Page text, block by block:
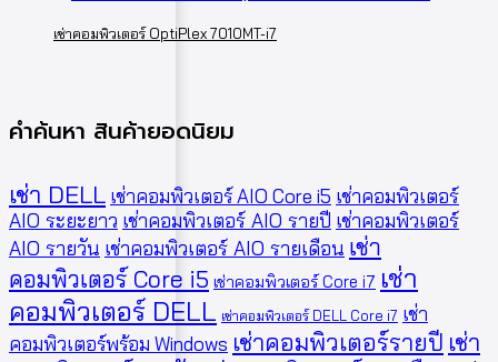
เช่าคอมพิวเตอร์ OptiPlex 7010MT-i7
คำค้นหา สินค้ายอดนิยม
เช่า DELL เช่าคอมพิวเตอร์ AIO Core i5 เช่าคอมพิวเตอร์
AIO ระยะยาว เช่าคอมพิวเตอร์ AIO รายปี เช่าคอมพิวเตอร์
AIO รายวัน เช่าคอมพิวเตอร์ AIO รายเดือน เช่า
คอมพิวเตอร์ Core i5 เช่าคอมพิวเตอร์ Core i7 เช่า
คอมพิวเตอร์ DELL เช่าคอมพิวเตอร์ DELL Core i7 เช่า
คอมพิวเตอร์พร้อม Windows เช่าคอมพิวเตอร์รายปี เช่า